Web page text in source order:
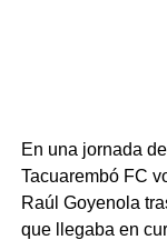
En una jornada
Tacuarembó FC
Raúl Goyenola
que llegaba en